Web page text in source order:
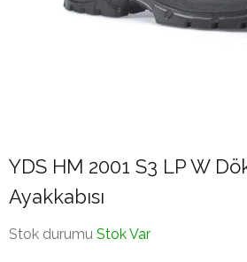
YDS HM 2001 S3 LP W
Ayakkabısı
Stok durumu Stok Var